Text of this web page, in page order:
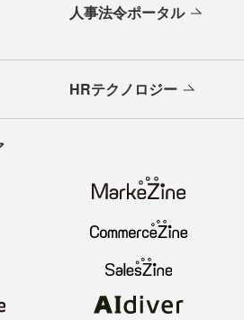
人事法令ポータル
HRテクノロジー